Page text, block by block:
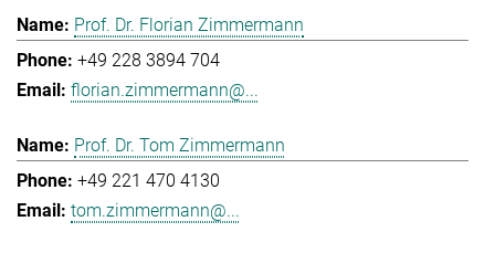
Prof. Dr. Florian Zimmermann
+49 228 3894 704
florian.zimmermann@...
Prof. Dr. Tom Zimmermann
+49 221 470 4130
tom.zimmermann@...